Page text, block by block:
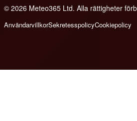
© 2026 Meteo365 Ltd. Alla rättigheter
AnvändarvillkorSekretesspolicyCookiepolicy